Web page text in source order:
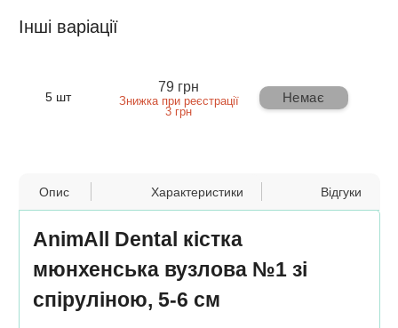
Інші варіації
5 шт
79 грн
Знижка при реєстрації
3 грн
Немає
Опис Характеристики Відгуки
AnimAll Dental кістка
мюнхенська вузлова №1 зі
спіруліною, 5-6 см